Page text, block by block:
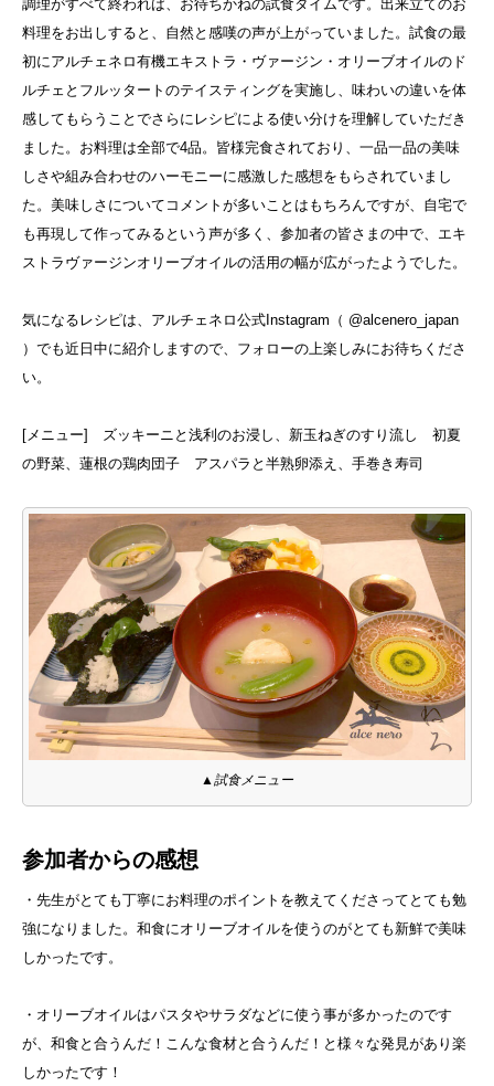
調理がすべて終われば、お待ちかねの試食タイムです。出来立てのお
料理をお出しすると、自然と感嘆の声が上がっていました。試食の最
初にアルチェネロ有機エキストラ・ヴァージン・オリーブオイルのド
ルチェとフルッタートのテイスティングを実施し、味わいの違いを体
感してもらうことでさらにレシピによる使い分けを理解していただき
ました。お料理は全部で4品。皆様完食されており、一品一品の美味
しさや組み合わせのハーモニーに感激した感想をもらされていまし
た。美味しさについてコメントが多いことはもちろんですが、自宅で
も再現して作ってみるという声が多く、参加者の皆さまの中で、エキ
ストラヴァージンオリーブオイルの活用の幅が広がったようでした。
気になるレシピは、アルチェネロ公式Instagram（ @alcenero_japan
）でも近日中に紹介しますので、フォローの上楽しみにお待ちくださ
い。
[メニュー] ズッキーニと浅利のお浸し、新玉ねぎのすり流し 初夏
の野菜、蓮根の鶏肉団子 アスパラと半熟卵添え、手巻き寿司
▲試食メニュー
参加者からの感想
・先生がとても丁寧にお料理のポイントを教えてくださってとても勉
強になりました。和食にオリーブオイルを使うのがとても新鮮で美味
しかったです。
・オリーブオイルはパスタやサラダなどに使う事が多かったのです
が、和食と合うんだ！こんな食材と合うんだ！と様々な発見があり楽
しかったです！